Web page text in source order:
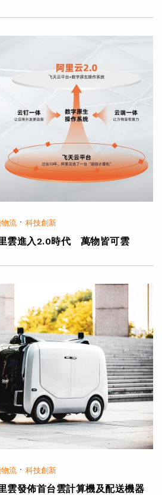
流 · 科技創新
雲進入2.0時代 萬物皆可雲
流 · 科技創新
雲發佈首台雲計算機及配送機器